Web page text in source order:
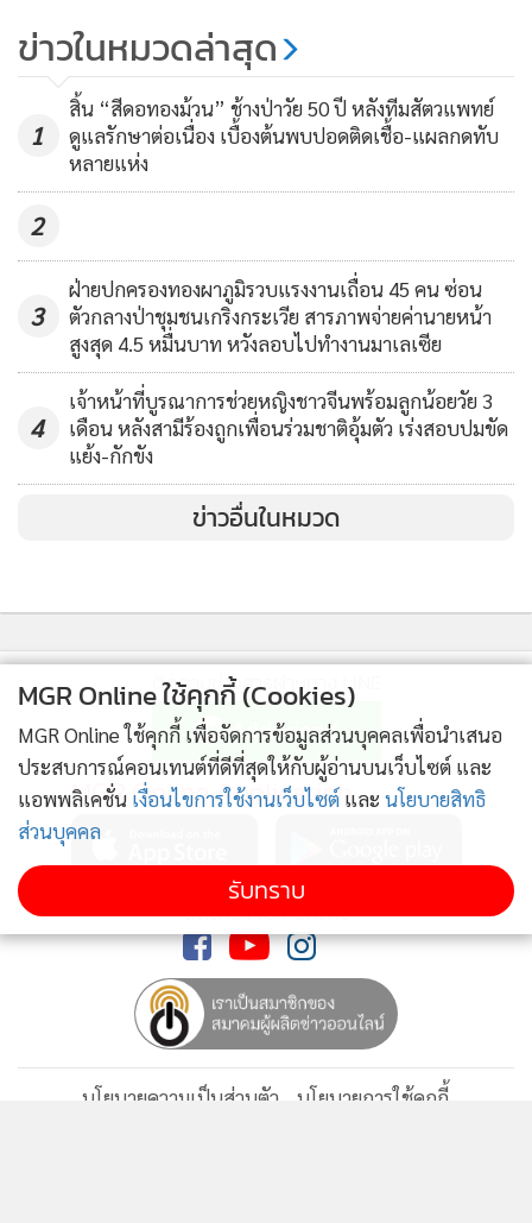
ด้าน นายสนธยา คุณปลื้ม นายกเมืองพัทยา กล่าวถึงมาตรการ
ล็อกดาวน์เมืองพัทยาว่า เบื้องต้นอาจจะดำเนินการอย่างน้อย 3
อาทิตย์ หรือ 21 วัน เพื่อคัดกรองและเอกซเรย์หาผู้ติดเชื้อใน
พื้นที่สำหรับนำไปรักษาตัว
ทางเข้ามาทำงานในเมืองพัทยา หรือพักอาศัยในเขตเมืองพัทยา
แต่ทำงานนอกพื้นที่ รวมทั้งรถที่ขนส่งสินค้าอุปโภคบริโภค รถ
ขนส่งน้ำมันเชื้อเพลิง สามารถเข้าออกพื้นที่เมืองพัทยาได้ตาม
ปกติแต่ต้องแสดงบัตรข้าราชการ หรือบัตรที่แสดงสถานที่ทำงาน
โดยออกแบบให้ชัดเจนแต่ละหน่วยงานสถานประกอบการ
รับรอง และประชาชนที่มีภูมิลำเนาในเขต อ.บางละมุงต้องพก
บัตรประจำตัวประชาชนทุกครั้ง”
และป้องกันโรคติดต่อในทันที
305
ส่วนใหญ่เป็นนักท่องเที่ยวโซนยุโรป
ข่าวในหมวดล่าสุด
1
สิ้น “สีดอทองม้วน” ช้างป่าวัย 50 ปี หลังทีมสัตวแพทย์
ดูแลรักษาต่อเนื่อง เบื้องต้นพบปอดติดเชื้อ-แผลกดทับ
หลายแห่ง
2
3
ฝ่ายปกครองทองผาภูมิรวบแรงงานเถื่อน 45 คน ซ่อน
ตัวกลางป่าชุมชนเกริงกระเวีย สารภาพจ่ายค่านายหน้า
สูงสุด 4.5 หมื่นบาท หวังลอบไปทำงานมาเลเซีย
4
เจ้าหน้าที่บูรณาการช่วยหญิงชาวจีนพร้อมลูกน้อยวัย 3
เดือน หลังสามีร้องถูกเพื่อนร่วมชาติอุ้มตัว เร่งสอบปมขัด
แย้ง-กักขัง
ข่าวอื่นในหมวด
ติดตามข่าวสารผ่านทาง LINE
MGR Online Application
ติดตาม MGR Online
นโยบายความเป็นส่วนตัว
นโยบายการใช้คุกกี้
MGR Online ใช้คุกกี้ (Cookies)
MGR Online ใช้คุกกี้ เพื่อจัดการข้อมูลส่วนบุคคลเพื่อนำเสนอ
ประสบการณ์คอนเทนต์ที่ดีที่สุดให้กับผู้อ่านบนเว็บไซต์ และ
แอพพลิเคชั่น เงื่อนไขการใช้งานเว็บไซต์ และ นโยบายสิทธิ
ส่วนบุคคล
รับทราบ